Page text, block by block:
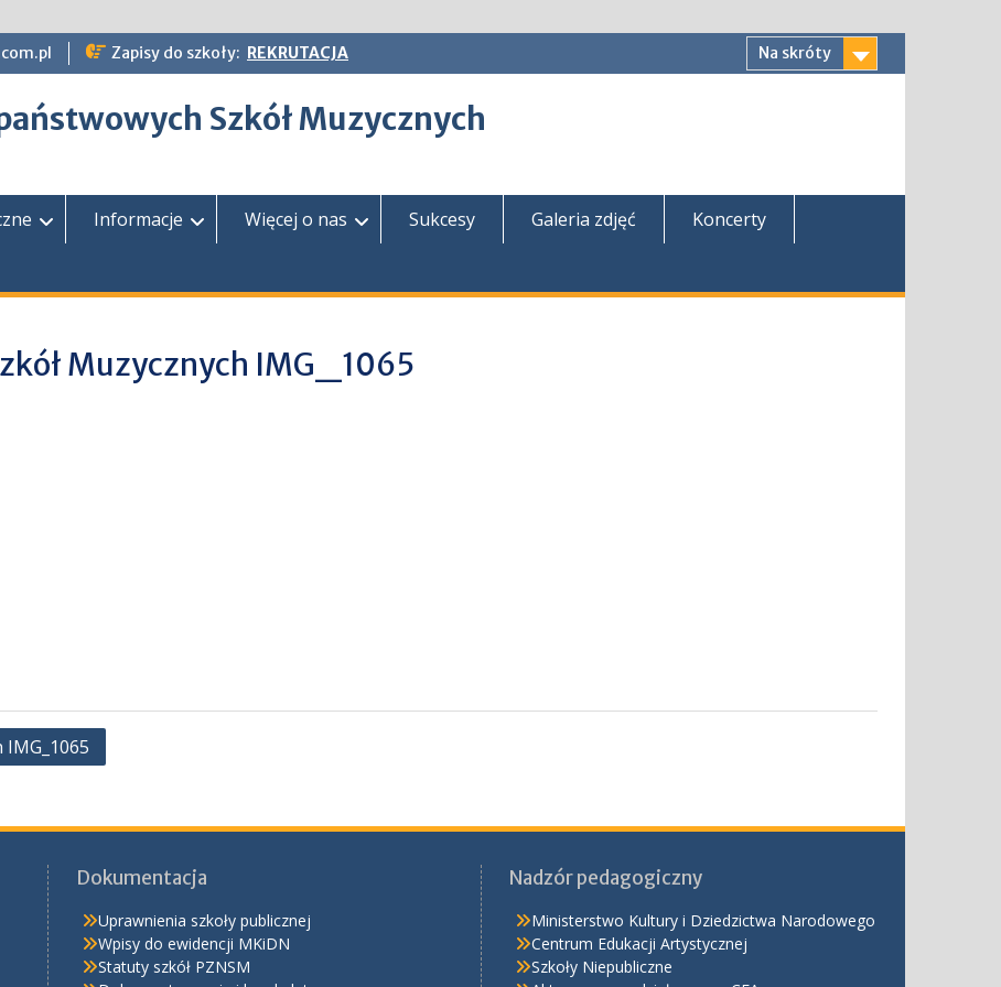
Zapisy do szkoły: REKRUTACJA Na skróty
Szkół Muzycznych
Informacje Więcej o nas Sukcesy Galeria zdjęć
Koncerty
Muzycznych IMG_1065
IMG_1065
Dokumentacja
Uprawnienia szkoły publicznej
Wpisy do ewidencji MKiDN
Statuty szkół PZNSM
Nadzór pedagogiczny
Ministerstwo Kultury i Dziedzictwa Narodowego
Centrum Edukacji Artystycznej
Szkoły Niepubliczne